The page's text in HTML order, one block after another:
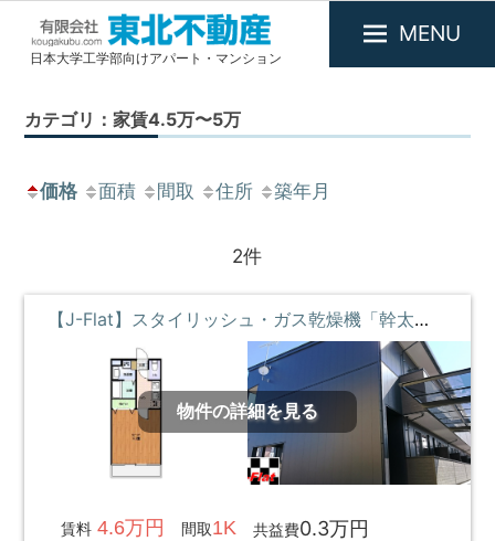
有
会
東
産
日本大学工学部向けアパート・マンション
MENU
カテゴリ：家賃4.5万〜5万
価格 面積 間取 住所 築年月
2件
【J-Flat】スタイリッシュ・ガス乾燥機「幹太くん」付・高速ギガWi-Fi ①階 **即入居募集中**
物件の詳細を見る
賃料4.6万円 間取1K 共益費0.3万円